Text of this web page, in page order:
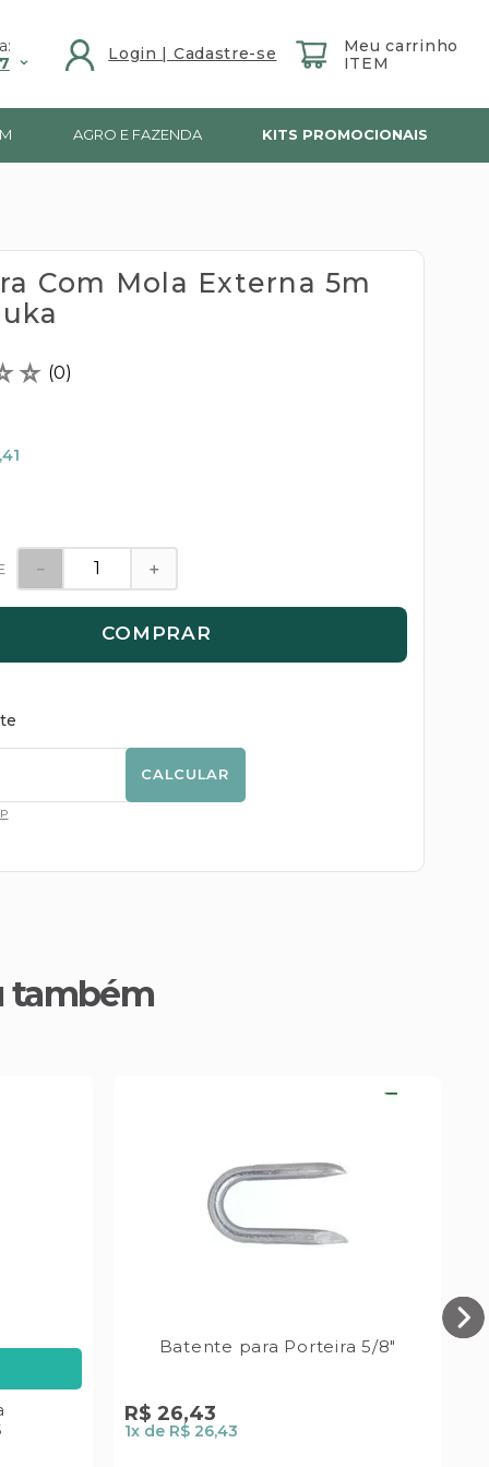
AGRO E FAZENDA KITS PROMOCIONAIS
Com Mola Externa 5m
☆ (0)
＋
－
COMPRAR
CALCULAR
também
Batente para Porteira 5/8"
R$ 26,43
1x de R$ 26,43